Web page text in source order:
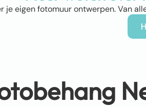
je eigen fotomuur ontwerpen. Van